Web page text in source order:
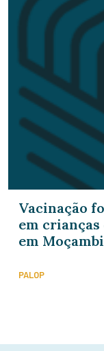
Vacinação
em crianças
em
PALOP